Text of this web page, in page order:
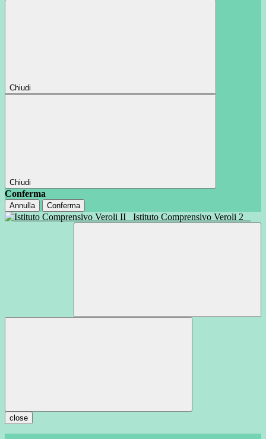
Chiudi
Chiudi
Conferma
Annulla Conferma
Istituto Comprensivo Veroli 2
close